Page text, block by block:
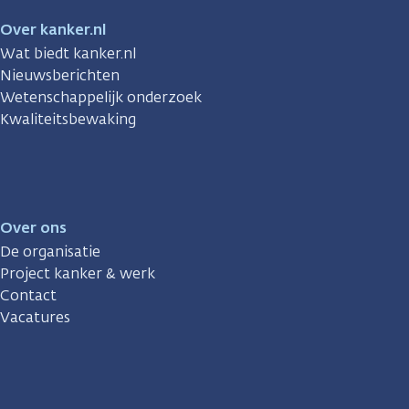
Over kanker.nl
Wat biedt kanker.nl
Nieuwsberichten
Wetenschappelijk onderzoek
Kwaliteitsbewaking
Over ons
De organisatie
Project kanker & werk
Contact
Vacatures